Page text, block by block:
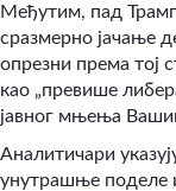
Међутим, пад
сразмерно јачање
опрезни према тој
као „превише
јавног мњења
Аналитичари
унутрашње поделе